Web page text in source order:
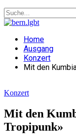
Home
Ausgang
Konzert
Mit den
Konzert
Mit den
Tropipunk»